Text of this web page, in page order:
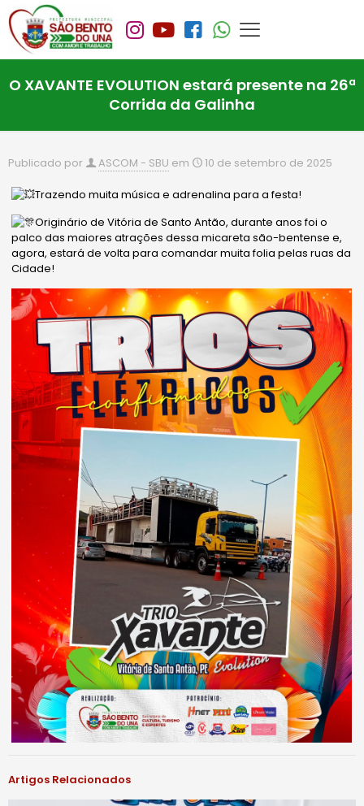
O XAVANTE EVOLUTION estará presente na 26ª
Corrida da Galinha
Publicado por ASCOM - SBU em 10 de setembro de 2025
Trazendo muita música e adrenalina para a festa!
Originário de Vitória de Santo Antão, durante anos foi o
palco das maiores atrações dessa micareta são-bentense e,
agora, estará de volta para comandar muita folia pelas ruas da
Cidade!
Artigos Relacionados